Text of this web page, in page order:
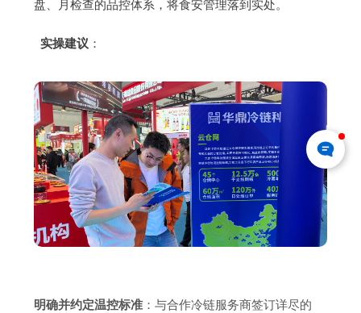
盘、月检查的品控体系，将食安管理落到实处。
实操建议 ：
明确并约定温控标准 ：与合作冷链服务商签订详尽的